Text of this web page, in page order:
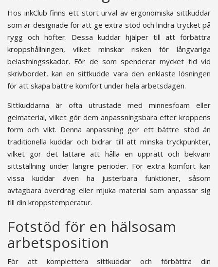
Hos inkClub finns ett stort urval av ergonomiska sittkuddar
som är designade för att ge extra stöd och lindra trycket på
rygg och höfter. Dessa kuddar hjälper till att förbättra
kroppshållningen, vilket minskar risken för långvariga
belastningsskador. För de som spenderar mycket tid vid
skrivbordet, kan en sittkudde vara den enklaste lösningen
för att skapa bättre komfort under hela arbetsdagen.
Sittkuddarna är ofta utrustade med minnesfoam eller
gelmaterial, vilket gör dem anpassningsbara efter kroppens
form och vikt. Denna anpassning ger ett bättre stöd än
traditionella kuddar och bidrar till att minska tryckpunkter,
vilket gör det lättare att hålla en upprätt och bekväm
sittställning under längre perioder. För extra komfort kan
vissa kuddar även ha justerbara funktioner, såsom
avtagbara överdrag eller mjuka material som anpassar sig
till din kroppstemperatur.
Fotstöd för en hälsosam
arbetsposition
För att komplettera sittkuddar och förbättra din